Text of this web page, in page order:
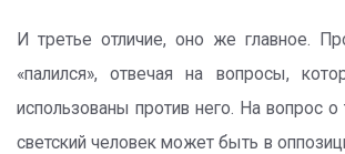
И третье отличие, оно же главное.
«палился», отвечая на вопросы,
использованы против него. На вопрос о
светский человек может быть в